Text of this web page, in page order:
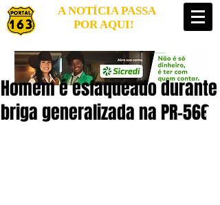
A NOTÍCIA PASSA
POR AQUI!
Homem é esfaqueado durante
briga generalizada na PR-566